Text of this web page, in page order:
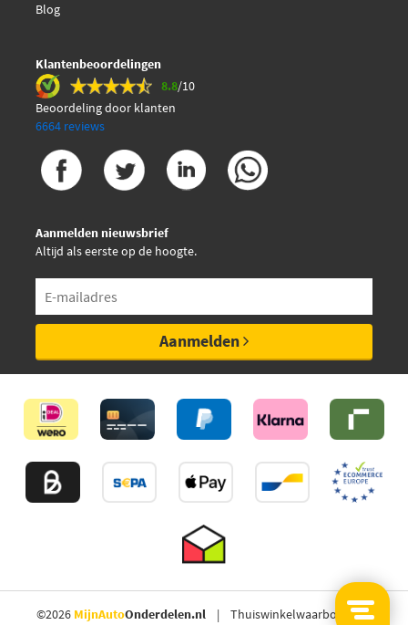
Blog
Klantenbeoordelingen
8.8/10
Beoordeling door klanten
6664 reviews
Aanmelden nieuwsbrief
Altijd als eerste op de hoogte.
Aanmelden
©2026 MijnAutoOnderdelen.nl
Thuiswinkelwaarborg